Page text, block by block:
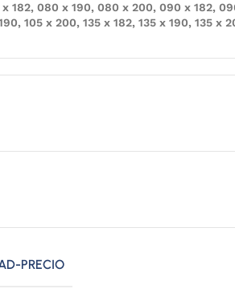
182, 080 x 190, 080 x 200, 090 x 182,
, 105 x 200, 135 x 182, 135 x 190, 135 x
PRECIO